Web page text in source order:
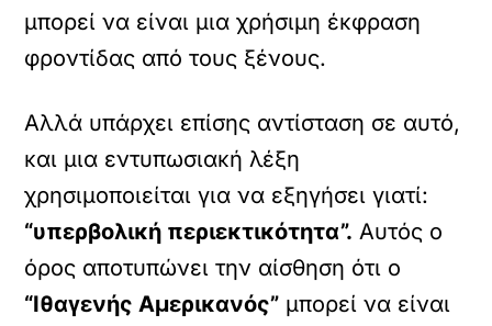
μπορεί να είναι μια χρήσιμη έκφραση
φροντίδας από τους ξένους.
Αλλά υπάρχει επίσης αντίσταση σε αυτό,
και μια εντυπωσιακή λέξη
χρησιμοποιείται για να εξηγήσει γιατί:
“υπερβολική περιεκτικότητα”. Αυτός ο
όρος αποτυπώνει την αίσθηση ότι ο
“Ιθαγενής Αμερικανός” μπορεί να είναι